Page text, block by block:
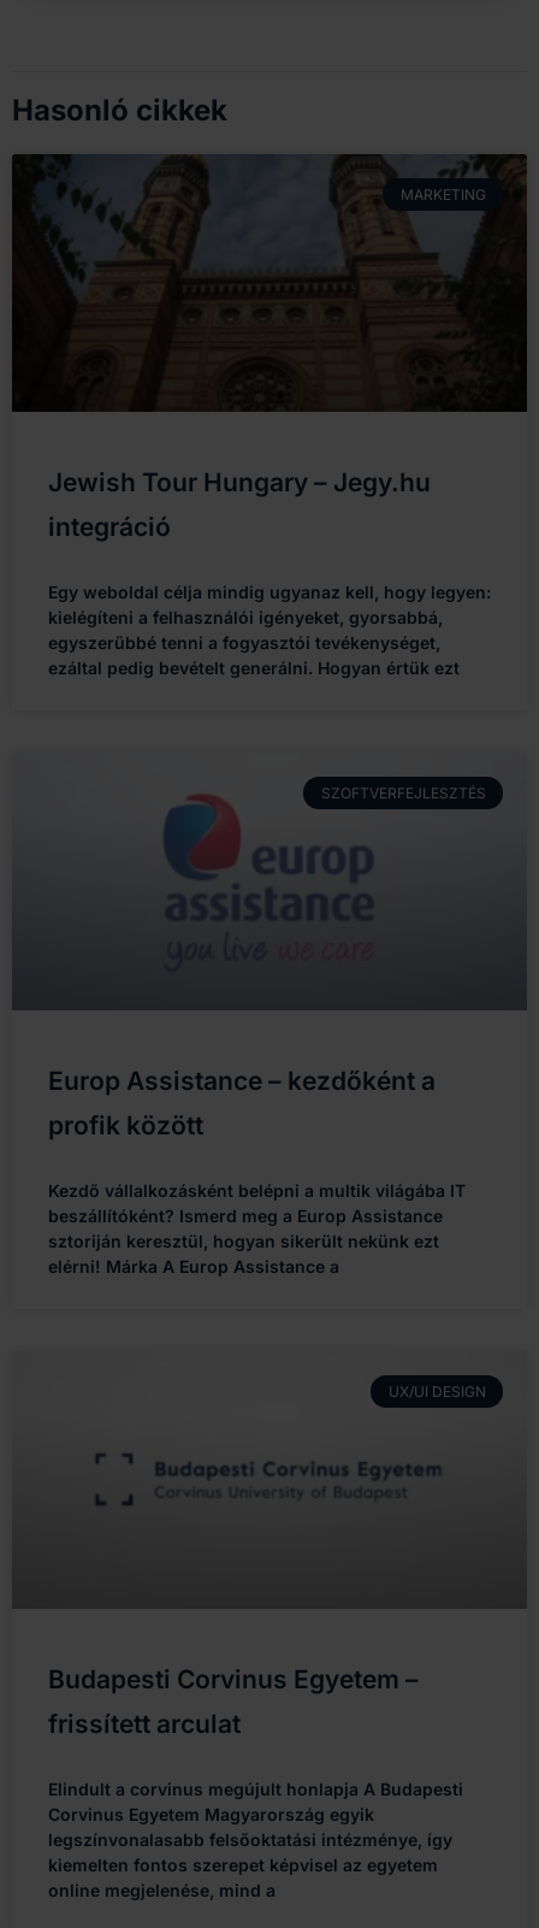
Hasonló cikkek
MARKETING
Jewish Tour Hungary – Jegy.hu
integráció
Egy weboldal célja mindig ugyanaz kell, hogy legyen:
kielégíteni a felhasználói igényeket, gyorsabbá,
egyszerűbbé tenni a fogyasztói tevékenységet,
ezáltal pedig bevételt generálni. Hogyan értük ezt
SZOFTVERFEJLESZTÉS
Europ Assistance – kezdőként a
profik között
Kezdő vállalkozásként belépni a multik világába IT
beszállítóként? Ismerd meg a Europ Assistance
sztoriján keresztül, hogyan sikerült nekünk ezt
elérni! Márka A Europ Assistance a
UX/UI DESIGN
Budapesti Corvinus Egyetem –
frissített arculat
Elindult a corvinus megújult honlapja A Budapesti
Corvinus Egyetem Magyarország egyik
legszínvonalasabb felsőoktatási intézménye, így
kiemelten fontos szerepet képvisel az egyetem
online megjelenése, mind a